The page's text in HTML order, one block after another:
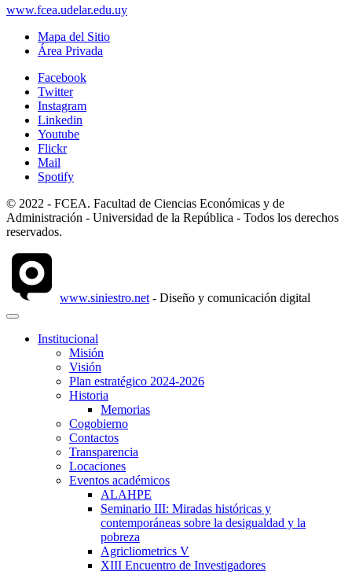
www.fcea.udelar.edu.uy
Mapa del Sitio
Área Privada
Facebook
Twitter
Instagram
Linkedin
Youtube
Flickr
Mail
Spotify
© 2022 - FCEA. Facultad de Ciencias Económicas y de
Administración - Universidad de la República - Todos los derechos
reservados.
www.siniestro.net - Diseño y comunicación digital
Institucional
Misión
Visión
Plan estratégico 2024-2026
Historia
Memorias
Cogobierno
Contactos
Transparencia
Locaciones
Eventos académicos
ALAHPE
Seminario III: Miradas históricas y
contemporáneas sobre la desigualdad y la
pobreza
Agricliometrics V
XIII Encuentro de Investigadores